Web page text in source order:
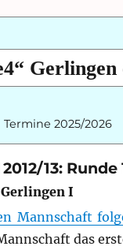
Gerlingen
Termine 2025/2026
13: Runde
I
Mannschaft
das